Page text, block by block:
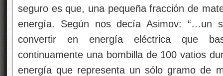
seguro es que, una pequeña fracción de
energía. Según nos decía Asimov: “…un
convertir en energía eléctrica que
continuamente una bombilla de 100 vatios
energía que representa un sólo gramo de